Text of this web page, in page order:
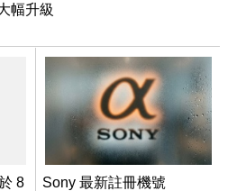
幅升級
8
Sony 最新註冊機號